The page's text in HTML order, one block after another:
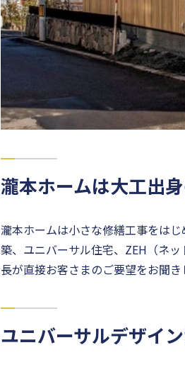
瀧本ホームは大工出
瀧本ホームは小さな修繕工事をは
築、ユニバーサル住宅、ZEH（ネ
長が直接お客さまのご要望をお聞
ユニバーサルデザイ